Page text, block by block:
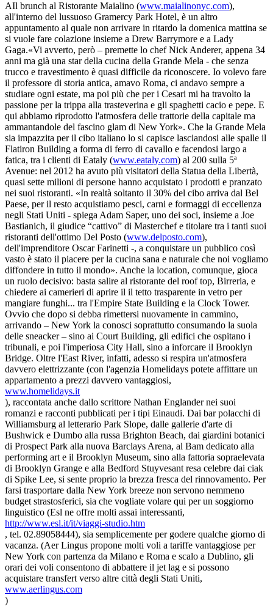
AIl brunch al Ristorante Maialino (www.maialinonyc.com),
all'interno del lussuoso Gramercy Park Hotel, è un altro
appuntamento al quale non arrivare in ritardo la domenica mattina se
si vuole fare colazione insieme a Drew Barrymore e a Lady
Gaga.«Vi avverto, però – premette lo chef Nick Anderer, appena 34
anni ma già una star della cucina della Grande Mela - che senza
trucco e travestimento è quasi difficile da riconoscere. Io volevo fare
il professore di storia antica, amavo Roma, ci andavo sempre a
studiare ogni estate, ma poi più che per i Cesari mi ha travolto la
passione per la trippa alla trasteverina e gli spaghetti cacio e pepe. E
qui abbiamo riprodotto l'atmosfera delle trattorie della capitale ma
ammantandole del fascino glam di New York». Che la Grande Mela
sia impazzita per il cibo italiano lo si capisce lasciandosi alle spalle il
Flatiron Building a forma di ferro di cavallo e facendosi largo a
fatica, tra i clienti di Eataly (www.eataly.com) al 200 sulla 5ª
Avenue: nel 2012 ha avuto più visitatori della Statua della Libertà,
quasi sette milioni di persone hanno acquistato i prodotti e pranzato
nei suoi ristoranti. «In realtà soltanto il 30% del cibo arriva dal Bel
Paese, per il resto acquistiamo pesci, carni e formaggi di eccellenza
negli Stati Uniti - spiega Adam Saper, uno dei soci, insieme a Joe
Bastianich, il giudice “cattivo” di Masterchef e titolare tra i tanti suoi
ristoranti dell'ottimo Del Posto (www.delposto.com),
dell'imprenditore Oscar Farinetti -, a conquistare un pubblico così
vasto è stato il piacere per la cucina sana e naturale che noi vogliamo
diffondere in tutto il mondo». Anche la location, comunque, gioca
un ruolo decisivo: basta salire al ristorante del roof top, Birreria, e
chiedere ai camerieri di aprire il il tetto trasparente in vetro per
mangiare funghi... tra l'Empire State Building e la Clock Tower.
Ovvio che dopo si debba rimettersi nuovamente in cammino,
arrivando – New York la conosci soprattutto consumando la suola
delle sneacker – sino ai Court Building, gli edifici che ospitano i
tribunali, e poi l'imperiosa City Hall, sino a inforcare il Brooklyn
Bridge. Oltre l'East River, infatti, adesso si respira un'atmosfera
davvero elettrizzante (con l'agenzia Homelidays potete affittare un
appartamento a prezzi davvero vantaggiosi,
www.homelidays.it
), raccontata anche dallo scrittore Nathan Englander nei suoi
romanzi e racconti pubblicati per i tipi Einaudi. Dai bar polacchi di
Williamsburg al letterario Park Slope, dalle gallerie d'arte di
Bushwick e Dumbo alla russa Brighton Beach, dai giardini botanici
di Prospect Park alla nuova Barclays Arena, al Bam dedicato alla
performing art e il Brooklyn Museum, sino alla fattoria sopraelevata
di Brooklyn Grange e alla Bedford Stuyvesant resa celebre dai ciak
di Spike Lee, si sente proprio la brezza fresca del rinnovamento. Per
farsi trasportare dalla New York breeze non servono nemmeno
budget strastosferici, sia che vogliate volare qui per un soggiorno
linguistico (Esl ne offre molti assai interessanti,
http://www.esl.it/it/viaggi-studio.htm
, tel. 02.89058444), sia semplicemente per godere qualche giorno di
vacanza. (Aer Lingus propone molti voli a tariffe vantaggiose per
New York con partenza da Milano e Roma e scalo a Dublino, gli
orari dei voli consentono di abbattere il jet lag e si possono
acquistare transfert verso altre città degli Stati Uniti,
www.aerlingus.com
)